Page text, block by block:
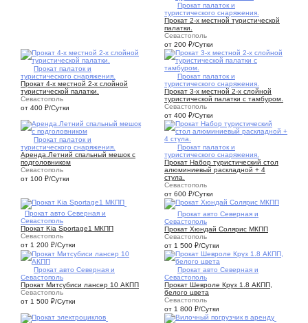
Прокат палаток и
туристического снаряжения.
Прокат 2-х местной туристической
палатки.
Севастополь
от 200 ₽/Сутки
Прокат палаток и
туристического снаряжения.
Прокат 4-х местной 2-х слойной
туристической палатки.
Севастополь
от 400 ₽/Сутки
Прокат палаток и
туристического снаряжения.
Прокат 3-х местной 2-х слойной
туристической палатки с тамбуром.
Севастополь
от 400 ₽/Сутки
Прокат палаток и
туристического снаряжения.
Аренда.Летний спальный мешок с
подголовником
Севастополь
от 100 ₽/Сутки
Прокат палаток и
туристического снаряжения.
Прокат Набор туристический стол
алюминиевый раскладной + 4
стула.
Севастополь
от 600 ₽/Сутки
Прокат авто Северная и
Севастополь
Прокат Kia Sportage1 МКПП
Севастополь
от 1 200 ₽/Сутки
Прокат авто Северная и
Севастополь
Прокат Хюндай Солярис МКПП
Севастополь
от 1 500 ₽/Сутки
Прокат авто Северная и
Севастополь
Прокат Митсубиси лансер 10 АКПП
Севастополь
от 1 500 ₽/Сутки
Прокат авто Северная и
Севастополь
Прокат Шевроле Круз 1.8 АКПП,
белого цвета
Севастополь
от 1 800 ₽/Сутки